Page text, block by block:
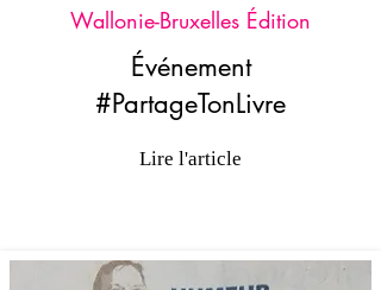
Wallonie-Bruxelles Édition
Événement
#PartageTonLivre
Lire l'article